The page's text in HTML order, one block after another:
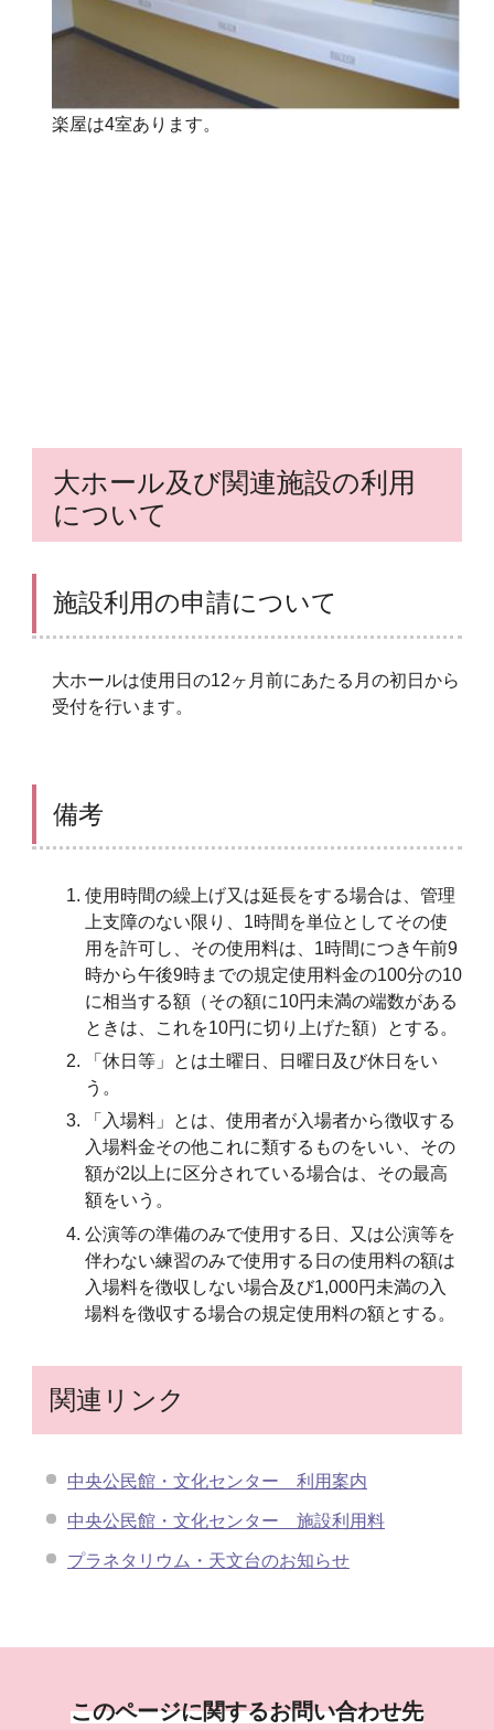
楽屋は4室あります。
大ホール及び関連施設の利用
について
施設利用の申請について
大ホールは使用日の12ヶ月前にあたる月の初日から
受付を行います。
備考
使用時間の繰上げ又は延長をする場合は、管理
上支障のない限り、1時間を単位としてその使
用を許可し、その使用料は、1時間につき午前9
時から午後9時までの規定使用料金の100分の10
に相当する額（その額に10円未満の端数がある
ときは、これを10円に切り上げた額）とする。
「休日等」とは土曜日、日曜日及び休日をい
う。
「入場料」とは、使用者が入場者から徴収する
入場料金その他これに類するものをいい、その
額が2以上に区分されている場合は、その最高
額をいう。
公演等の準備のみで使用する日、又は公演等を
伴わない練習のみで使用する日の使用料の額は
入場料を徴収しない場合及び1,000円未満の入
場料を徴収する場合の規定使用料の額とする。
関連リンク
中央公民館・文化センター 利用案内
中央公民館・文化センター 施設利用料
プラネタリウム・天文台のお知らせ
このページに関するお問い合わせ先